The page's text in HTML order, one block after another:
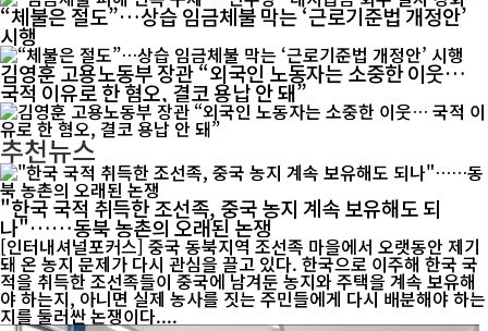
“체불은 절도”…상습 임금체불 막는 ‘근로기준법 개정안’
시행
김영훈 고용노동부 장관 “외국인 노동자는 소중한 이웃…
국적 이유로 한 혐오, 결코 용납 안 돼”
추천뉴스
"한국 국적 취득한 조선족, 중국 농지 계속 보유해도 되
나"……동북 농촌의 오래된 논쟁
[인터내셔널포커스] 중국 동북지역 조선족 마을에서 오랫동안 제기
돼 온 농지 문제가 다시 관심을 끌고 있다. 한국으로 이주해 한국 국
적을 취득한 조선족들이 중국에 남겨둔 농지와 주택을 계속 보유해
야 하는지, 아니면 실제 농사를 짓는 주민들에게 다시 배분해야 하는
지를 둘러싼 논쟁이다....